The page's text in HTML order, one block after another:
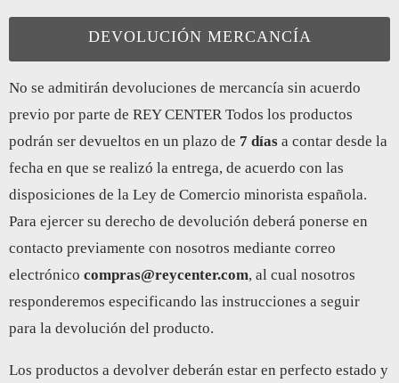
DEVOLUCIÓN MERCANCÍA
No se admitirán devoluciones de mercancía sin acuerdo
previo por parte de REY CENTER Todos los productos
podrán ser devueltos en un plazo de 7 días a contar desde la
fecha en que se realizó la entrega, de acuerdo con las
disposiciones de la Ley de Comercio minorista española.
Para ejercer su derecho de devolución deberá ponerse en
contacto previamente con nosotros mediante correo
electrónico compras@reycenter.com, al cual nosotros
responderemos especificando las instrucciones a seguir
para la devolución del producto.
Los productos a devolver deberán estar en perfecto estado y